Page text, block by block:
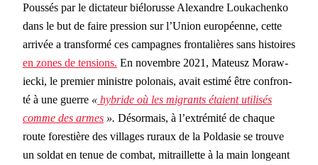
Poussés par le dic­ta­teur biélorusse Alexan­dre Loukachenko
dans le but de faire pres­sion sur l’Union européenne, cette
arrivée a trans­for­mé ces cam­pagnes frontal­ières sans his­toires
en zones de ten­sions. En novem­bre 2021, Mateusz Moraw­
iec­ki, le pre­mier min­istre polon­ais, avait estimé être con­fron­
té à une guerre « hybride où les migrants étaient util­isés
comme des armes ». Désor­mais, à l’extrémité de chaque
route forestière des vil­lages ruraux de la Poldasie se trou­ve
un sol­dat en tenue de com­bat, mitrail­lette à la main longeant